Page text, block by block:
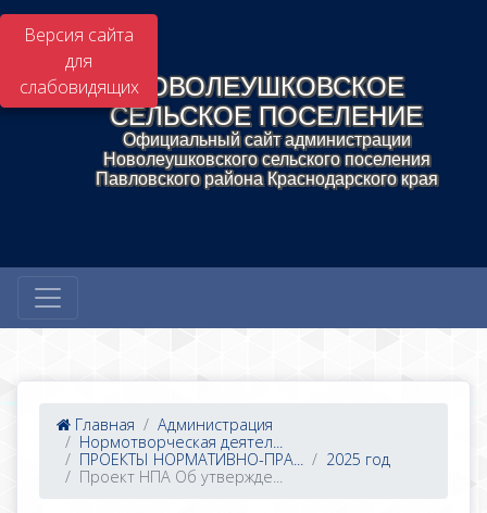
Версия сайта
для
слабовидящихНОВОЛЕУШКОВСКОЕ
СЕЛЬСКОЕ ПОСЕЛЕНИЕ
Официальный сайт администрации
Новолеушковского сельского поселения
Павловского района Краснодарского края
Главная
Администрация
Нормотворческая деятел...
ПРОЕКТЫ НОРМАТИВНО-ПРА...
2025 год
Проект НПА Об утвержде...